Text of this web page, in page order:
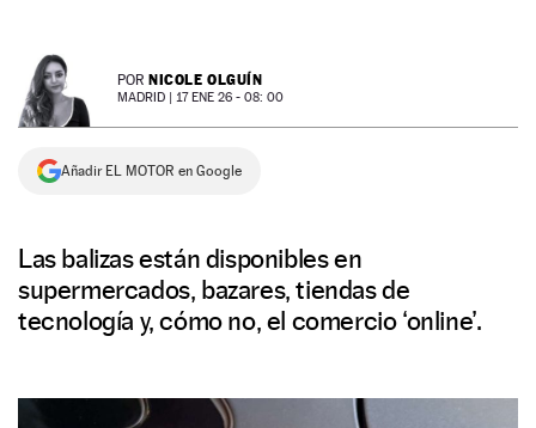
SÍGUENOS
POR NICOLE OLGUÍN
MADRID | 17 ENE 26 - 08: 00
Añadir EL MOTOR en Google
Las balizas están disponibles en
supermercados, bazares, tiendas de
tecnología y, cómo no, el comercio ‘online’.